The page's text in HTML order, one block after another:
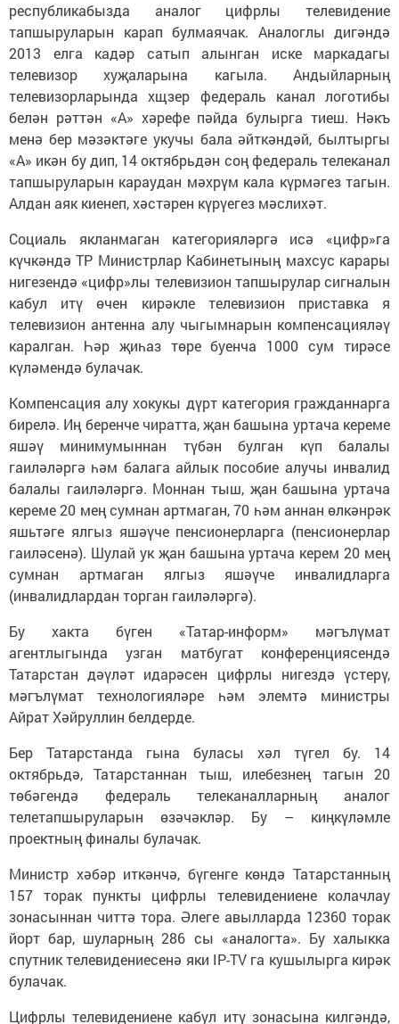
республикабызда аналог цифрлы телевидение
тапшыруларын карап булмаячак. Аналоглы дигәндә
2013 елга кадәр сатып алынган иске маркадагы
телевизор хуҗаларына кагыла. Андыйларның
телевизорларында хщзер федераль канал логотибы
белән рәттән «А» хәрефе пәйда булырга тиеш. Нәкъ
менә бер мәзәктәге укучы бала әйткәндәй, былтыргы
«А» икән бу дип, 14 октябрьдән соң федераль телеканал
тапшыруларын караудан мәхрүм кала күрмәгез тагын.
Алдан аяк киенеп, хәстәрен күрүегез мәслихәт.
Социаль якланмаган категорияләргә исә «цифр»га
күчкәндә ТР Министрлар Кабинетының махсус карары
нигезендә «цифр»лы телевизион тапшырулар сигналын
кабул итү өчен кирәкле телевизион приставка я
телевизион антенна алу чыгымнарын компенсацияләү
каралган. Һәр җиһаз төре буенча 1000 сум тирәсе
күләмендә булачак.
Компенсация алу хокукы дүрт категория гражданнарга
бирелә. Иң беренче чиратта, җан башына уртача кереме
яшәү минимумыннан түбән булган күп балалы
гаиләләргә һәм балага айлык пособие алучы инвалид
балалы гаиләләргә. Моннан тыш, җан башына уртача
кереме 20 мең сумнан артмаган, 70 һәм аннан өлкәнрәк
яшьтәге ялгыз яшәүче пенсионерларга (пенсионерлар
гаиләсенә). Шулай ук җан башына уртача керем 20 мең
сумнан артмаган ялгыз яшәүче инвалидларга
(инвалидлардан торган гаиләләргә).
Бу хакта бүген «Татар-информ» мәгълүмат
агентлыгында узган матбугат конференциясендә
Татарстан дәүләт идарәсен цифрлы нигездә үстерү,
мәгълүмат технологияләре һәм элемтә министры
Айрат Хәйруллин белдерде.
Бер Татарстанда гына буласы хәл түгел бу. 14
октябрьдә, Татарстаннан тыш, илебезнең тагын 20
төбәгендә федераль телеканалларның аналог
телетапшыруларын өзәчәкләр. Бу – киңкүләмле
проектның финалы булачак.
Министр хәбәр иткәнчә, бүгенге көндә Татарстанның
157 торак пункты цифрлы телевидениене колачлау
зонасыннан читтә тора. Әлеге авылларда 12360 торак
йорт бар, шуларның 286 сы «аналогта». Бу халыкка
спутник телевидениесенә яки IP-TV га кушылырга кирәк
булачак.
Цифрлы телевидениене кабул итү зонасына килгәндә,